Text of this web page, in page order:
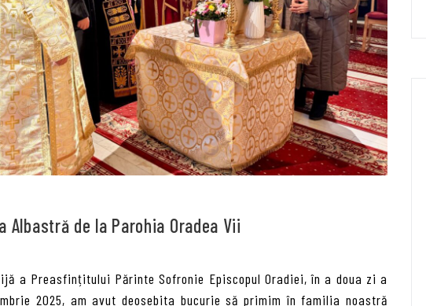
de la Parohia Oradea Vii
a Preasfințitului Părinte Sofronie Episcopul Oradiei, în a doua zi a
2025, am avut deosebita bucurie să primim în familia noastră